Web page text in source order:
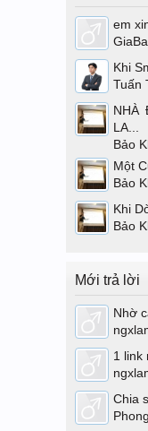
em
Khi
Tuấn
NHÀ
LA...
Bảo
Một
Bảo
Khi
Bảo
Mới trả lời
Nhờ
1 link
Chia